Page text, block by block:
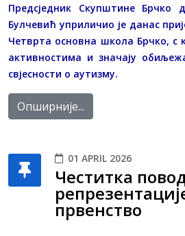
Предсједник Скупштине Брчко
Булчевић уприличио је данас
Четврта основна школа Брчко, с
активностима и значају
свјесности о аутизму.
Опширније...
01 APRIL 2026
Честитка
првенство